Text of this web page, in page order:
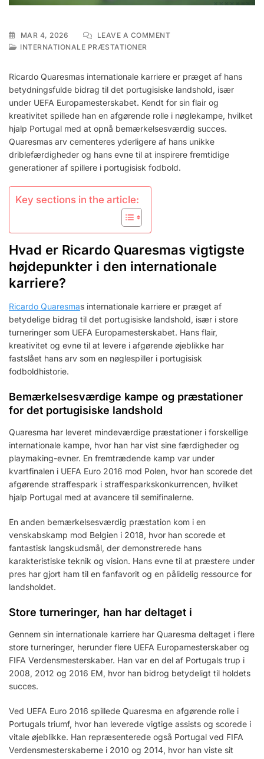
MAR 4, 2026 LEAVE A COMMENTON
HØJDEPUNKTER,
EURO
BIDRAG,
ARV
INTERNATIONALE PRÆSTATIONER
Ricardo Quaresmas internationale karriere er præget af hans
betydningsfulde bidrag til det portugisiske landshold, især
under UEFA Europamesterskabet. Kendt for sin flair og
kreativitet spillede han en afgørende rolle i nøglekampe, hvilket
hjalp Portugal med at opnå bemærkelsesværdig succes.
Quaresmas arv cementeres yderligere af hans unikke
driblefærdigheder og hans evne til at inspirere fremtidige
generationer af spillere i portugisisk fodbold.
Key sections in the article:
Hvad er Ricardo Quaresmas vigtigste
højdepunkter i den internationale
karriere?
Ricardo Quaresmas internationale karriere er præget af
betydelige bidrag til det portugisiske landshold, især i store
turneringer som UEFA Europamesterskabet. Hans flair,
kreativitet og evne til at levere i afgørende øjeblikke har
fastslået hans arv som en nøglespiller i portugisisk
fodboldhistorie.
Bemærkelsesværdige kampe og præstationer
for det portugisiske landshold
Quaresma har leveret mindeværdige præstationer i forskellige
internationale kampe, hvor han har vist sine færdigheder og
playmaking-evner. En fremtrædende kamp var under
kvartfinalen i UEFA Euro 2016 mod Polen, hvor han scorede det
afgørende straffespark i straffesparkskonkurrencen, hvilket
hjalp Portugal med at avancere til semifinalerne.
En anden bemærkelsesværdig præstation kom i en
venskabskamp mod Belgien i 2018, hvor han scorede et
fantastisk langskudsmål, der demonstrerede hans
karakteristiske teknik og vision. Hans evne til at præstere under
pres har gjort ham til en fanfavorit og en pålidelig ressource for
landsholdet.
Store turneringer, han har deltaget i
Gennem sin internationale karriere har Quaresma deltaget i flere
store turneringer, herunder flere UEFA Europamesterskaber og
FIFA Verdensmesterskaber. Han var en del af Portugals trup i
2008, 2012 og 2016 EM, hvor han bidrog betydeligt til holdets
succes.
Ved UEFA Euro 2016 spillede Quaresma en afgørende rolle i
Portugals triumf, hvor han leverede vigtige assists og scorede i
vitale øjeblikke. Han repræsenterede også Portugal ved FIFA
Verdensmesterskaberne i 2010 og 2014, hvor han viste sit